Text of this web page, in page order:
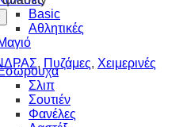
Basic
Αθλητικές
Σλιπ
Σουτιέν
Φανέλες
, Πυζάμες, Χειμερινές